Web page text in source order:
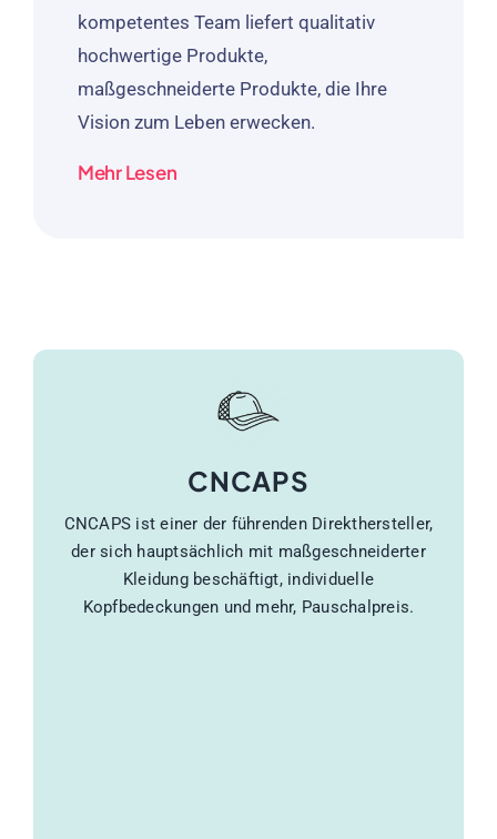
kompetentes Team liefert qualitativ
hochwertige Produkte,
maßgeschneiderte Produkte, die Ihre
Vision zum Leben erwecken.
Mehr Lesen
CNCAPS
CNCAPS ist einer der führenden Direkthersteller,
der sich hauptsächlich mit maßgeschneiderter
Kleidung beschäftigt, individuelle
Kopfbedeckungen und mehr, Pauschalpreis.